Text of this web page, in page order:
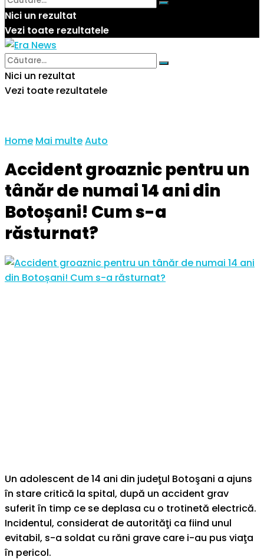
Nici un rezultat
Vezi toate rezultatele
Nici un rezultat
Vezi toate rezultatele
Home Mai multeAuto
Accident groaznic pentru un
tânăr de numai 14 ani din
Botoșani! Cum s-a
răsturnat?
Un adolescent de 14 ani din judeţul Botoşani a ajuns
în stare critică la spital, după un accident grav
suferit în timp ce se deplasa cu o trotinetă electrică.
Incidentul, considerat de autorităţi ca fiind unul
evitabil, s-a soldat cu răni grave care i-au pus viaţa
în pericol.